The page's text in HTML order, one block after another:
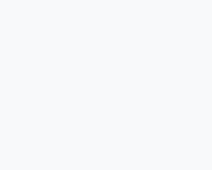
hyvän elämän puolesta